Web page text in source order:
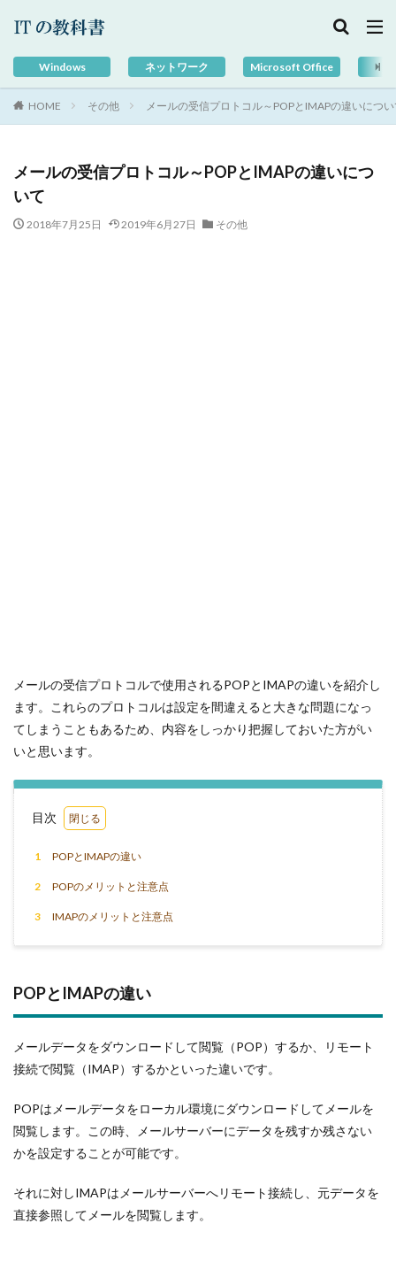
Windows ネットワーク Microsoft Office
HOME その他 メールの受信プロトコル～POPとIMAPの違いにつ
メールの受信プロトコル～POPとIMAPの違いにつ
いて
2018年7月25日 2019年6月27日 その他
メールの受信プロトコルで使用されるPOPとIMAPの違いを紹介し
ます。これらのプロトコルは設定を間違えると大きな問題になっ
てしまうこともあるため、内容をしっかり把握しておいた方がい
いと思います。
目次
1 POPとIMAPの違い
2 POPのメリットと注意点
3 IMAPのメリットと注意点
POPとIMAPの違い
メールデータをダウンロードして閲覧（POP）するか、リモート
接続で閲覧（IMAP）するかといった違いです。
POPはメールデータをローカル環境にダウンロードしてメールを
閲覧します。この時、メールサーバーにデータを残すか残さない
かを設定することが可能です。
それに対しIMAPはメールサーバーへリモート接続し、元データを
直接参照してメールを閲覧します。